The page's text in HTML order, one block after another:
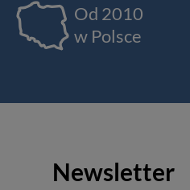
Od 2010
w Polsce
Newsletter